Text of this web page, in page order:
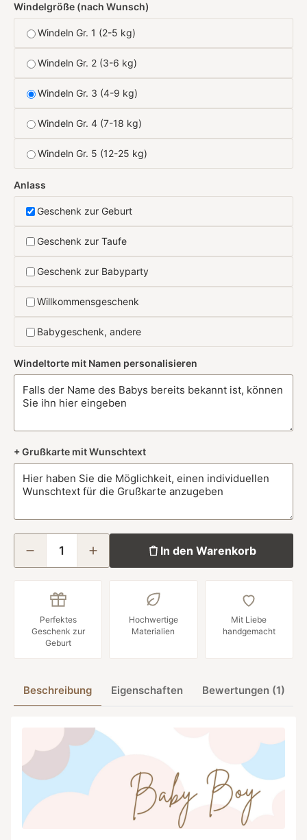
Windelgröße (nach Wunsch)
Windeln Gr. 1 (2-5 kg)
Windeln Gr. 2 (3-6 kg)
Windeln Gr. 3 (4-9 kg)
Windeln Gr. 4 (7-18 kg)
Windeln Gr. 5 (12-25 kg)
Anlass
Geschenk zur Geburt
Geschenk zur Taufe
Geschenk zur Babyparty
Willkommensgeschenk
Babygeschenk, andere
Windeltorte mit Namen personalisieren
+ Grußkarte mit Wunschtext
In den Warenkorb
Perfektes
Geschenk zur
Geburt
Hochwertige
Materialien
Mit Liebe
handgemacht
Beschreibung Eigenschaften Bewertungen (1)